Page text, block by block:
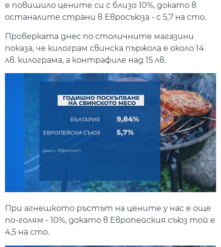
е повишило цените си с близо 10%, докато в
останалите страни в Евросъюза - с 5,7 на сто.
Проверката днес по столичните магазини
показа, че килограм свинска пържола е около 14
лв. килограма, а контрафиле над 15 лв.
При агнешкото ръстът на цените у нас е още
по-голям - 10%, докато в Европейския съюз той е
4,5 на сто.